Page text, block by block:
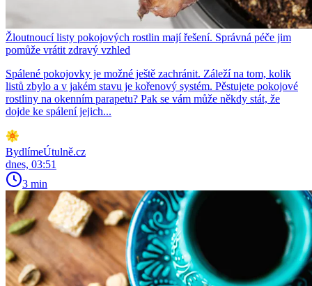
Žloutnoucí listy pokojových rostlin mají řešení. Správná péče jim
pomůže vrátit zdravý vzhled
Spálené pokojovky je možné ještě zachránit. Záleží na tom, kolik
listů zbylo a v jakém stavu je kořenový systém. Pěstujete pokojové
rostliny na okenním parapetu? Pak se vám může někdy stát, že
dojde ke spálení jejich...
BydlímeÚtulně.cz
dnes, 03:51
3 min